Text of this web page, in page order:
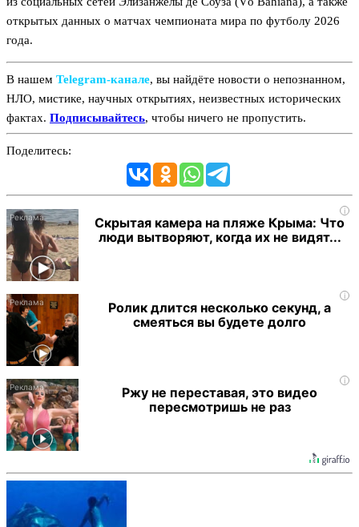
открытых данных о матчах чемпионата мира по футболу 2026
года.
В нашем Telegram‑канале, вы найдёте новости о непознанном,
НЛО, мистике, научных открытиях, неизвестных исторических
фактах. Подписывайтесь, чтобы ничего не пропустить.
Поделитесь:
i
Скрытая камера на пляже Крыма: Что
люди вытворяют, когда их не видят...
i
Ролик длится несколько секунд, а
смеяться вы будете долго
i
Ржу не переставая, это видео
пересмотришь не раз